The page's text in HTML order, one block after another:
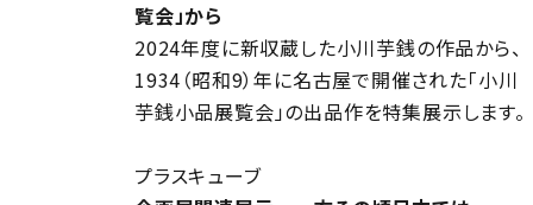
覧会」から
2024年度に新収蔵した小川芋銭の作品から、
1934（昭和9）年に名古屋で開催された「小川
芋銭小品展覧会」の出品作を特集展示します。
プラスキューブ